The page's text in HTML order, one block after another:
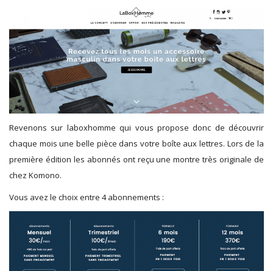
Revenons sur laboxhomme qui vous propose donc de découvrir
chaque mois une belle pièce dans votre boîte aux lettres. Lors de la
première édition les abonnés ont reçu une montre très originale de
chez Komono.
Vous avez le choix entre 4 abonnements :